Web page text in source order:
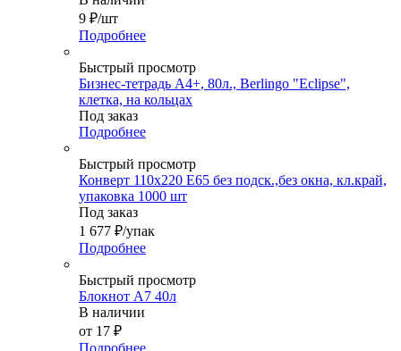
9 ₽/шт
Подробнее
Быстрый просмотр
Бизнес-тетрадь А4+, 80л., Berlingo "Eclipse",
клетка, на кольцах
Под заказ
Подробнее
Быстрый просмотр
Конверт 110х220 Е65 без подск.,без окна, кл.край,
упаковка 1000 шт
Под заказ
1 677 ₽/упак
Подробнее
Быстрый просмотр
Блокнот А7 40л
В наличии
от 17 ₽